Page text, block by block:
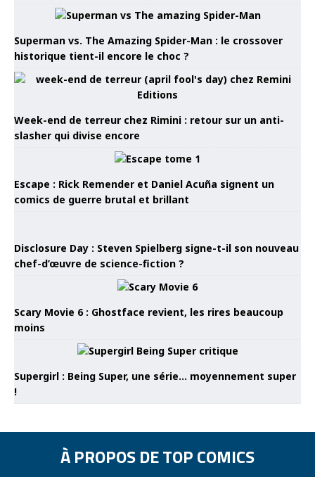
Superman vs. The Amazing Spider-Man : le crossover
historique tient-il encore le choc ?
Week-end de terreur chez Rimini : retour sur un anti-
slasher qui divise encore
Escape : Rick Remender et Daniel Acuña signent un
comics de guerre brutal et brillant
Disclosure Day : Steven Spielberg signe-t-il son nouveau
chef-d’œuvre de science-fiction ?
Scary Movie 6 : Ghostface revient, les rires beaucoup
moins
Supergirl : Being Super, une série… moyennement super
!
À PROPOS DE TOP COMICS